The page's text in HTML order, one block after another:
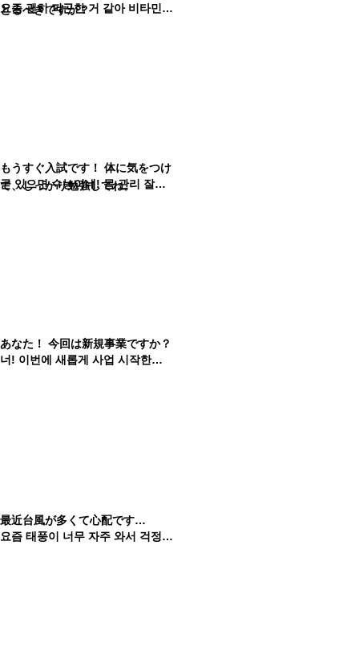
とるべきですか？
요즘 괜히 피곤한 거 같아 비타민을 먹어야 하나?
もうすぐ入試です！ 体に気をつけ
て、しっかり勉強してね。
곧 있으면 수능이네! 몸 관리 잘하고 공부도 꼼꼼하게 잘하고 알았지?
あなた！ 今回は新規事業ですか？
너! 이번에 새롭게 사업 시작한다면서?
最近台風が多くて心配です…
요즘 태풍이 너무 자주 와서 걱정이야...